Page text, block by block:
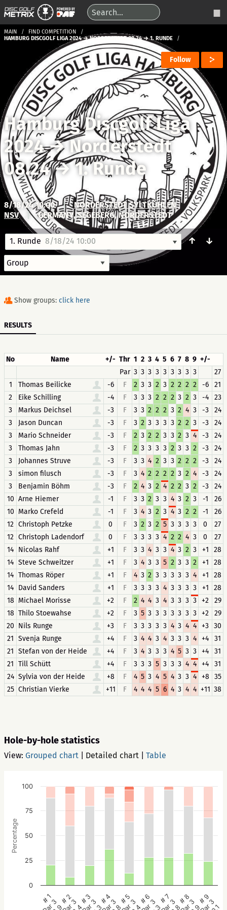
MAIN
FIND COMPETITION
HAMBURG DISCGOLF LIGA 2024 → NORDERSTEDT 08.24 → 1. RUNDE
Follow
Hamburg Discgolf Liga
2024→Norderstedt
08.24→1. Runde
8/18/24 10:00 |
NORDERSTEDT SYLTKÜHLEN
NSV
| GERMANY, SEGEBERG, NORDERSTEDT
1. Runde 8/18/24 10:00 ↑ ↓
Show groups: click here
RESULTS
No Name +/- Thr 1 2 3 4 5 6 7 8 9 +/-
Par 3 3 3 3 3 3 3 3 3
27
1
Thomas Beilicke -6 F 2 3 3 2 3 2 2 2 2 -6
21
2
Eike Schilling -4 F 3 3 3 2 2 2 3 2 3 -4
23
3
Markus Deichsel -3 F 3 3 2 2 2 3 2 4 3 -3
24
3
Jason Duncan -3 F 3 2 3 3 3 3 2 2 3 -3
24
3
Mario Schneider -3 F 2 3 2 2 3 3 2 3 4 -3
24
3
Thomas Jahn -3 F 2 3 3 3 3 2 3 3 2 -3
24
3
Johannes Struve -3 F 3 3 4 2 3 3 2 2 2 -3
24
3
simon filusch -3 F 3 4 2 2 2 2 3 2 4 -3
24
3
Benjamin Böhm -3 F 2 4 3 2 4 2 2 3 2 -3
24
10 Arne Hiemer -1 F 3 3 2 3 3 4 3 2 3 -1
26
10 Marko Crefeld -1 F 3 4 3 2 3 4 3 2 2 -1
26
12 Christoph Petzke 0 F 3 2 3 2 5 3 3 3 3 0
27
12 Christoph Ladendorf 0 F 3 3 3 3 4 2 2 4 3 0
27
14 Nicolas Rahf +1 F 3 3 4 3 3 4 3 2 3 +1
28
14 Steve Schweitzer +1 F 3 4 3 3 5 2 3 3 2 +1
28
14 Thomas Röper +1 F 4 3 2 3 3 3 3 3 4 +1
28
14 David Sanders +1 F 3 3 3 3 4 3 3 3 3 +1
28
18 Michael Morisse +2 F 2 4 4 3 4 3 3 3 3 +2
29
18 Thilo Stoewahse +2 F 3 5 3 3 3 3 3 3 3 +2
29
20 Nils Runge +3 F 3 3 3 3 3 4 3 4 4 +3 30
21 Svenja Runge +4 F 3 4 4 3 4 3 3 3 4 +4
31
21 Stefan von der Heide +4 F 3 4 3 3 3 4 5 3 3 +4
31
21 Till Schütt +4 F 3 3 3 5 3 3 3 4 4 +4
31
24 Sylvia von der Heide +8 F 4 5 3 4 5 4 3 3 4 +8
35
25 Christian Vierke +11 F 4 4 4 5 6 4 3 4 4 +11 38
Hole-by-hole statistics
View: Grouped chart Detailed chart Table
Percentage
# 1
Par 3 # 2
Par 3 # 3
Par 3 # 4
Par 3 # 5
Par 3 # 6
Par 3 # 7
Par 3 # 8
Par 3 # 9
Par 3
0
25
50
75
100